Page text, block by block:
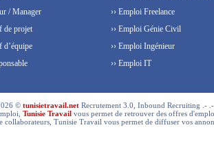
/ Manager
de projet
d’équipe
›› Emploi Freelance
›› Emploi Génie Civil
›› Emploi Ingénieur
›› Emploi IT
©tunisietravail.net Recrutement 3.0, Inbound Recruiting .-
Tunisie Travail vous permet de retrouver des offres
collaborateurs, Tunisie Travail vous permet de diffuser vos